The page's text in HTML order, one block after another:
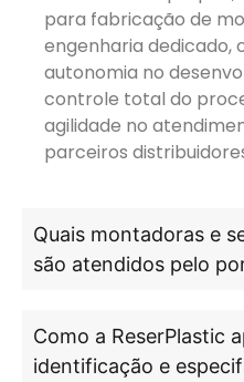
para fabricação de
engenharia dedicado,
autonomia no
controle total do
agilidade no
parceiros
Quais montadoras e
são atendidos pelo
Como a ReserPlastic
identificação e